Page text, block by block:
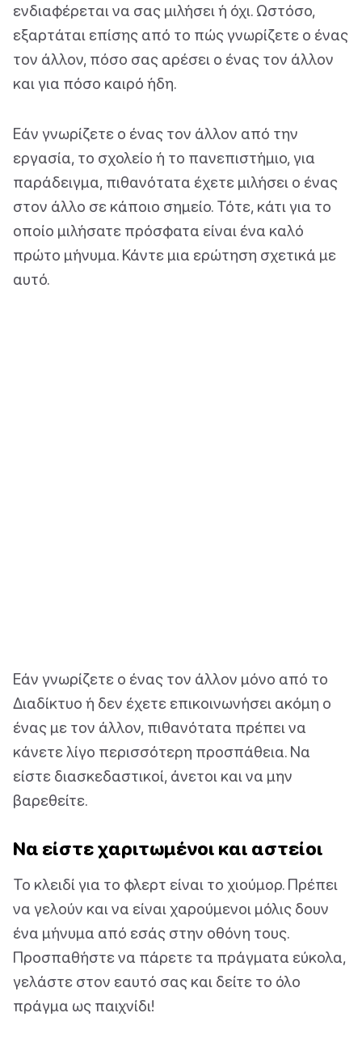
ενδιαφέρεται να σας μιλήσει ή όχι. Ωστόσο,
εξαρτάται επίσης από το πώς γνωρίζετε ο ένας
τον άλλον, πόσο σας αρέσει ο ένας τον άλλον
και για πόσο καιρό ήδη.
Εάν γνωρίζετε ο ένας τον άλλον από την
εργασία, το σχολείο ή το πανεπιστήμιο, για
παράδειγμα, πιθανότατα έχετε μιλήσει ο ένας
στον άλλο σε κάποιο σημείο. Τότε, κάτι για το
οποίο μιλήσατε πρόσφατα είναι ένα καλό
πρώτο μήνυμα. Κάντε μια ερώτηση σχετικά με
αυτό.
Εάν γνωρίζετε ο ένας τον άλλον μόνο από το
Διαδίκτυο ή δεν έχετε επικοινωνήσει ακόμη ο
ένας με τον άλλον, πιθανότατα πρέπει να
κάνετε λίγο περισσότερη προσπάθεια. Να
είστε διασκεδαστικοί, άνετοι και να μην
βαρεθείτε.
Να είστε χαριτωμένοι και αστείοι
Το κλειδί για το φλερτ είναι το χιούμορ. Πρέπει
να γελούν και να είναι χαρούμενοι μόλις δουν
ένα μήνυμα από εσάς στην οθόνη τους.
Προσπαθήστε να πάρετε τα πράγματα εύκολα,
γελάστε στον εαυτό σας και δείτε το όλο
πράγμα ως παιχνίδι!